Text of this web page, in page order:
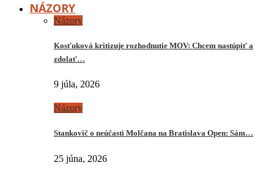
NÁZORY
Názory
Kosťuková kritizuje rozhodnutie MOV: Chcem nastúpiť a
zdolať…
9 júla, 2026
Názory
Stankovič o neúčasti Molčana na Bratislava Open: Sám…
25 júna, 2026